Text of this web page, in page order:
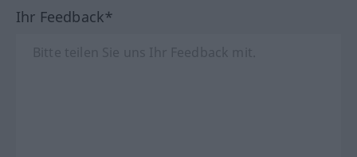
Ihr Feedback*